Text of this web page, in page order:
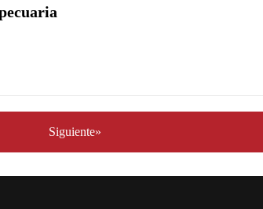
Siguiente»